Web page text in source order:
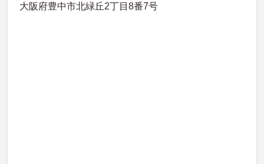
大阪府豊中市北緑丘2丁目8番7号